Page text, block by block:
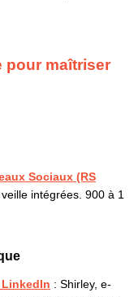
pour maîtriser
Sociaux (RS
intégrées. 900 à 1
: Shirley, e-